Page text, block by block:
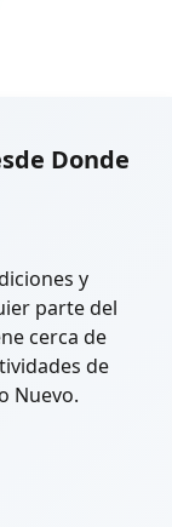
Donde
y
parte del
cerca de
de
Nuevo.